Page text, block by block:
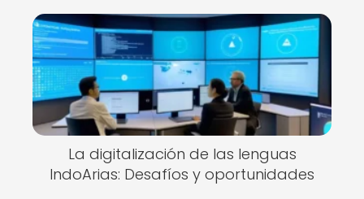
La digitalización de las lenguas
IndoArias: Desafíos y oportunidades